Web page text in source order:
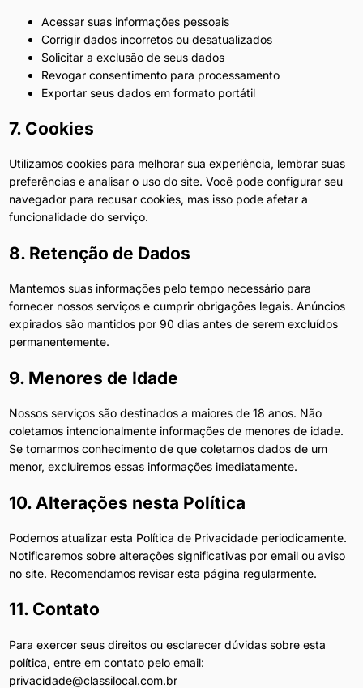
Acessar suas informações pessoais
Corrigir dados incorretos ou desatualizados
Solicitar a exclusão de seus dados
Revogar consentimento para processamento
Exportar seus dados em formato portátil
7. Cookies
Utilizamos cookies para melhorar sua experiência, lembrar suas
preferências e analisar o uso do site. Você pode configurar seu
navegador para recusar cookies, mas isso pode afetar a
funcionalidade do serviço.
8. Retenção de Dados
Mantemos suas informações pelo tempo necessário para
fornecer nossos serviços e cumprir obrigações legais. Anúncios
expirados são mantidos por 90 dias antes de serem excluídos
permanentemente.
9. Menores de Idade
Nossos serviços são destinados a maiores de 18 anos. Não
coletamos intencionalmente informações de menores de idade.
Se tomarmos conhecimento de que coletamos dados de um
menor, excluiremos essas informações imediatamente.
10. Alterações nesta Política
Podemos atualizar esta Política de Privacidade periodicamente.
Notificaremos sobre alterações significativas por email ou aviso
no site. Recomendamos revisar esta página regularmente.
11. Contato
Para exercer seus direitos ou esclarecer dúvidas sobre esta
política, entre em contato pelo email:
privacidade@classilocal.com.br